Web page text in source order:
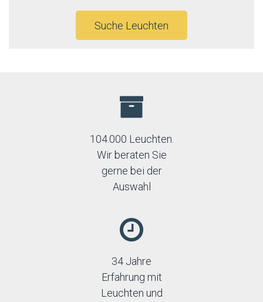
Suche Leuchten
104.000 Leuchten.
Wir beraten Sie
gerne bei der
Auswahl
34 Jahre
Erfahrung mit
Leuchten und